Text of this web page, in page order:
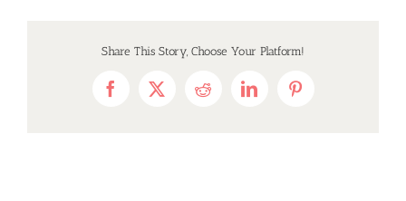
Share This Story, Choose Your Platform!
Facebook
X RedditLinkedInPinterest